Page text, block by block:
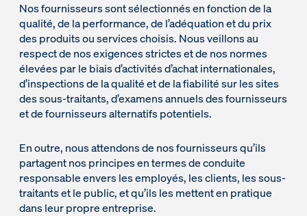
Nos fournisseurs sont sélectionnés en fonction de la
qualité, de la performance, de l’adéquation et du prix
des produits ou services choisis. Nous veillons au
respect de nos exigences strictes et de nos normes
élevées par le biais d’activités d’achat internationales,
d’inspections de la qualité et de la fiabilité sur les sites
des sous-traitants, d’examens annuels des fournisseurs
et de fournisseurs alternatifs potentiels.
En outre, nous attendons de nos fournisseurs qu’ils
partagent nos principes en termes de conduite
responsable envers les employés, les clients, les sous-
traitants et le public, et qu’ils les mettent en pratique
dans leur propre entreprise.